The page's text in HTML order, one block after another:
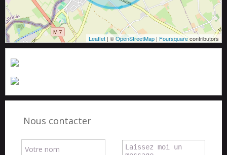
Leaflet | ©OpenStreetMap | Foursquarecontributors
Nous contacter